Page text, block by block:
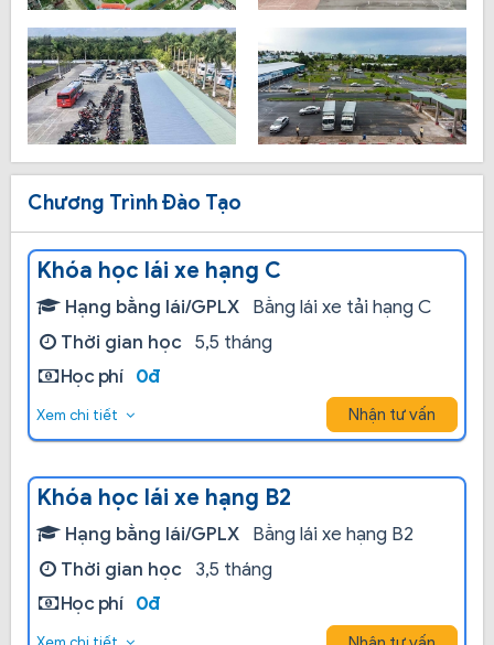
Chương Trình Đào Tạo
Khóa học lái xe hạng C
Hạng bằng lái/GPLX
Bằng lái xe tải hạng C
Thời gian học 5,5 tháng
Học phí
0đ
Xem chi tiết Nhận tư vấn
Khóa học lái xe hạng B2
Hạng bằng lái/GPLX
Bằng lái xe hạng B2
Thời gian học
3,5 tháng
Học phí
0đ